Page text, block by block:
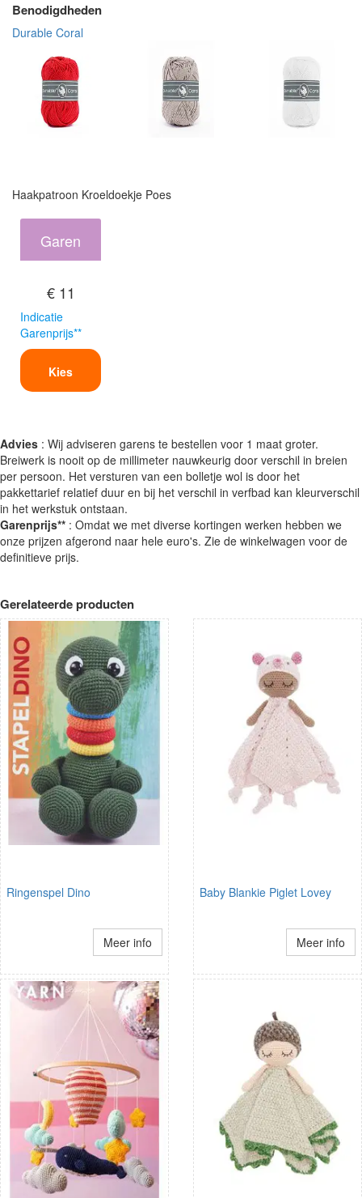
Benodigdheden
Durable Coral
Haakpatroon Kroeldoekje Poes
Garen
€ 11
Indicatie
Garenprijs**
Kies
Advies : Wij adviseren garens te bestellen voor 1 maat groter.
Breiwerk is nooit op de millimeter nauwkeurig door verschil in breien
per persoon. Het versturen van een bolletje wol is door het
pakkettarief relatief duur en bij het verschil in verfbad kan kleurverschil
in het werkstuk ontstaan.
Garenprijs** : Omdat we met diverse kortingen werken hebben we
onze prijzen afgerond naar hele euro's. Zie de winkelwagen voor de
definitieve prijs.
Gerelateerde producten
Ringenspel Dino
Meer info
Baby Blankie Piglet Lovey
Meer info